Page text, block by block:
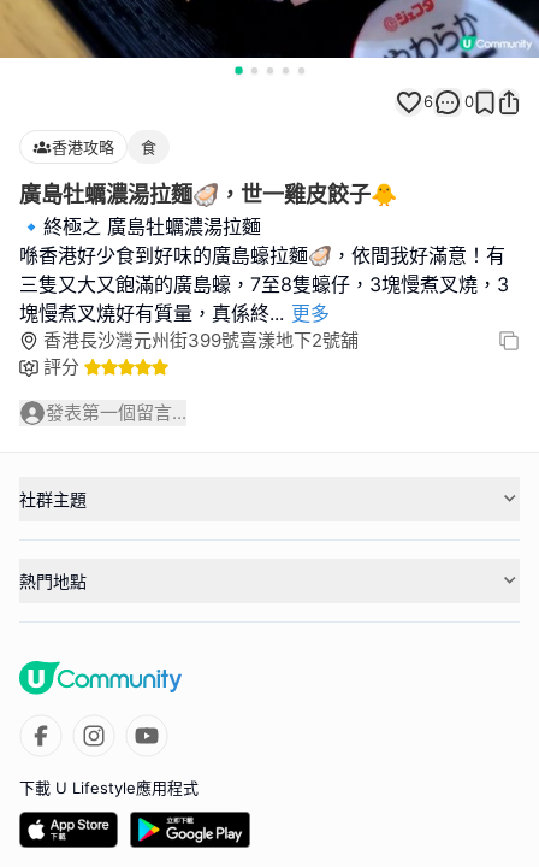
6 0
香港攻略 食
廣島牡蠣濃湯拉麵🦪，世一雞皮餃子🐥
🔹️終極之 廣島牡蠣濃湯拉麵
喺香港好少食到好味的廣島蠔拉麵🦪，依間我好滿意！有
三隻又大又飽滿的廣島蠔，7至8隻蠔仔，3塊慢煮叉燒，3
塊慢煮叉燒好有質量，真係終... 更多
香港長沙灣元州街399號喜漾地下2號舖
評分
發表第一個留言...
社群主題
熱門地點
下載 U Lifestyle應用程式